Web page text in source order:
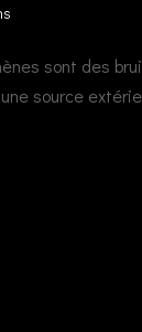
sont des
source